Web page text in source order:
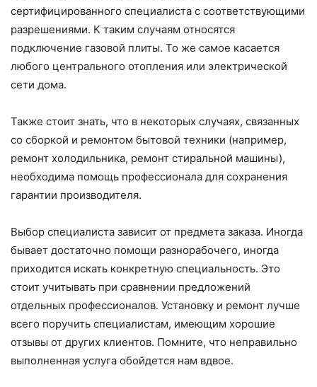
сертифицированного специалиста с соответствующими
разрешениями. К таким случаям относятся
подключение газовой плиты. То же самое касается
любого центрального отопления или электрической
сети дома.
Также стоит знать, что в некоторых случаях, связанных
со сборкой и ремонтом бытовой техники (например,
ремонт холодильника, ремонт стиральной машины),
необходима помощь профессионала для сохранения
гарантии производителя.
Выбор специалиста зависит от предмета заказа. Иногда
бывает достаточно помощи разнорабочего, иногда
приходится искать конкретную специальность. Это
стоит учитывать при сравнении предложений
отдельных профессионалов. Установку и ремонт лучше
всего поручить специалистам, имеющим хорошие
отзывы от других клиентов. Помните, что неправильно
выполненная услуга обойдется нам вдвое.